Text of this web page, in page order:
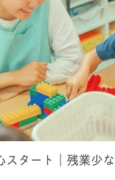
スタート｜残業少